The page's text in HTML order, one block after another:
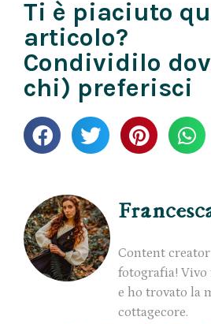
Ti è piaciuto
articolo?
Condividilo
chi) preferisci
Content
fotografia! Vivo
e ho trovato la
cottagecore.